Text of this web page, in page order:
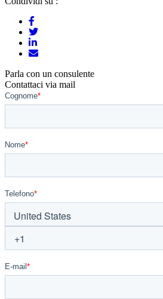
Parla con un consulente
Contattaci via mail